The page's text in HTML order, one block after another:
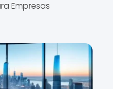
Empresas